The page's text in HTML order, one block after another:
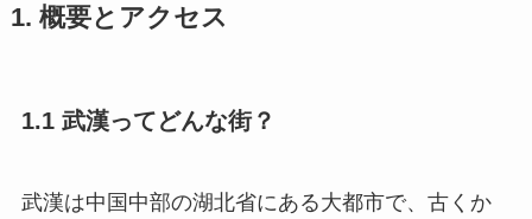
1. 概要とアクセス
1.1 武漢ってどんな街？
武漢は中国中部の湖北省にある大都市で、古くか